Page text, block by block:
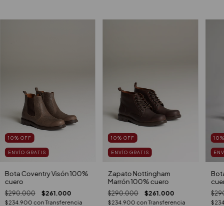
10% OFF
ENVÍO GRATIS
Bota Coventry Visón 100%
cuero
$290.000 $261.000
$234.900 con Transferencia
10% OFF
ENVÍO GRATIS
Zapato Nottingham
Marrón 100% cuero
$290.000 $261.000
$234.900 con Transferencia
10